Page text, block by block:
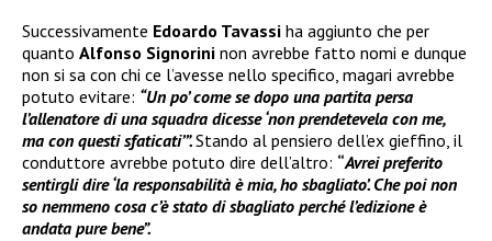
Successivamente Edoardo Tavassi ha aggiunto che per
quanto Alfonso Signorini non avrebbe fatto nomi e dunque
non si sa con chi ce l’avesse nello specifico, magari avrebbe
potuto evitare: “Un po’ come se dopo una partita persa
l’allenatore di una squadra dicesse ‘non prendetevela con me,
ma con questi sfaticati’”.Stando al pensiero dell’ex gieffino, il
conduttore avrebbe potuto dire dell’altro: “Avrei preferito
sentirgli dire ‘la responsabilità è mia, ho sbagliato’. Che poi non
so nemmeno cosa c’è stato di sbagliato perché l’edizione è
andata pure bene”.